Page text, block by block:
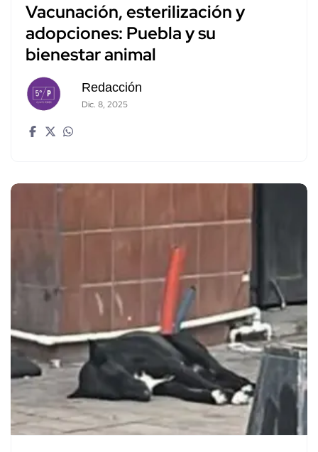
Vacunación, esterilización y
adopciones: Puebla y su
bienestar animal
Redacción
Dic. 8, 2025